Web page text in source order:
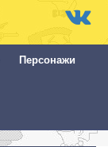
Персонажи